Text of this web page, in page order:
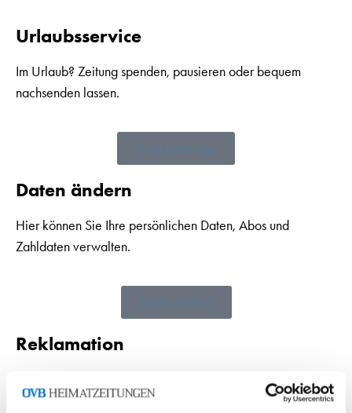
Urlaubsservice
Im Urlaub? Zeitung spenden, pausieren oder bequem
nachsenden lassen.
Urlaubsservice
Daten ändern
Hier können Sie Ihre persönlichen Daten, Abos und
Zahldaten verwalten.
Daten ändern
Reklamation
Sie haben Ihre Zeitung nicht erhalten? Wir kümmern uns
umgehend darum.